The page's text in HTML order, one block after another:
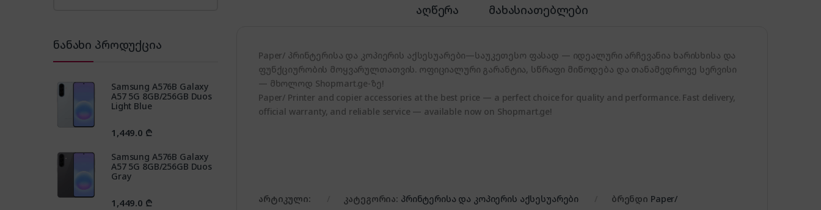
აღწერა მახასიათებლები
Paper/ პრინტერისა და კოპიერის აქსესუარები—საუკეთესო ფასად — იდეალური არჩევანია ხარისხისა და
ფუნქციურობის მოყვარულთათვის. ოფიციალური გარანტია, სწრაფი მიწოდება და თანამედროვე სერვისი
— მხოლოდ Shopmart.ge-ზე!
Paper/ Printer and copier accessories at the best price — a perfect choice for quality and performance. Fast delivery,
official warranty, and reliable service — available now on Shopmart.ge!
არტიკული: კატეგორია: პრინტერისა და კოპიერის აქსესუარები ბრენდი Paper/
ნანახი პროდუქცია
Samsung A576B Galaxy
A57 5G 8GB/256GB Duos
Light Blue
1,449.0 ₾
Samsung A576B Galaxy
A57 5G 8GB/256GB Duos
Gray
1,449.0 ₾